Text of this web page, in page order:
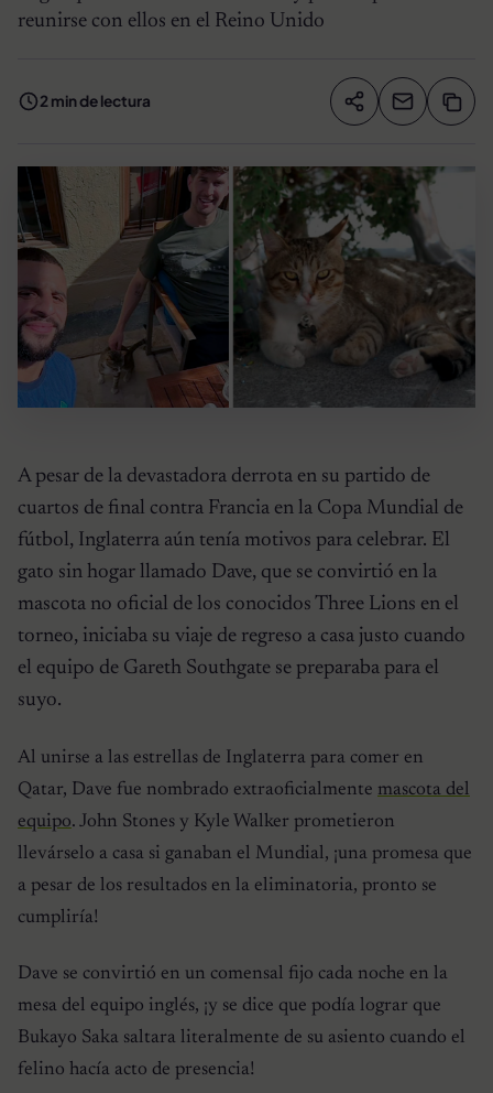
reunirse con ellos en el Reino Unido
2 min de lectura Compartir
A pesar de la devastadora derrota en su partido de
cuartos de final contra Francia en la Copa Mundial de
fútbol, Inglaterra aún tenía motivos para celebrar. El
gato sin hogar llamado Dave, que se convirtió en la
mascota no oficial de los conocidos Three Lions en el
torneo, iniciaba su viaje de regreso a casa justo cuando
el equipo de Gareth Southgate se preparaba para el
suyo.
Al unirse a las estrellas de Inglaterra para comer en
Qatar, Dave fue nombrado extraoficialmente mascota del
equipo. John Stones y Kyle Walker prometieron
llevárselo a casa si ganaban el Mundial, ¡una promesa que
a pesar de los resultados en la eliminatoria, pronto se
cumpliría!
Dave se convirtió en un comensal fijo cada noche en la
mesa del equipo inglés, ¡y se dice que podía lograr que
Bukayo Saka saltara literalmente de su asiento cuando el
felino hacía acto de presencia!